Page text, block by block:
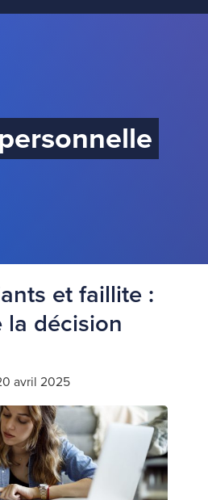
et faillite :
la décision
avril 2025